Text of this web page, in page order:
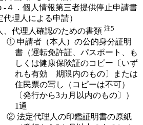
-４．個人情報第三者提供停止申請書
代理人による申請）
、代理人確認のための書類 注5
① 申請者（本人）の公的身分証明
書（運転免許証、パスポート、も
しくは健康保険証のコピー〔いず
れも有効 期限内のもの〕または
住民票の写し（コピーは不可）
〔発行から3カ月以内のもの〕）
1通
② 法定代理人の印鑑証明書の原紙